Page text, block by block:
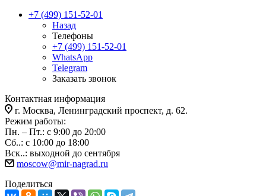
+7 (499) 151-52-01
Назад
Телефоны
+7 (499) 151-52-01
WhatsApp
Telegram
Заказать звонок
Контактная информация
г. Москва, Ленинградский проспект, д. 62.
Режим работы:
Пн. – Пт.: с 9:00 до 20:00
Сб..: с 10:00 до 18:00
Вск..: выходной до сентября
moscow@mir-nagrad.ru
Поделиться